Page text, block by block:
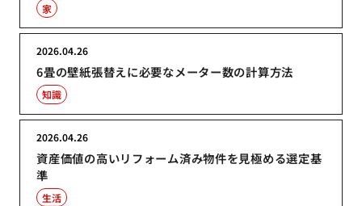
家
6畳の壁紙張替えに必要なメーター数の計算方法
2026.04.26
知識
資産価値の高いリフォーム済み物件を見極める選定基
準
2026.04.26
生活